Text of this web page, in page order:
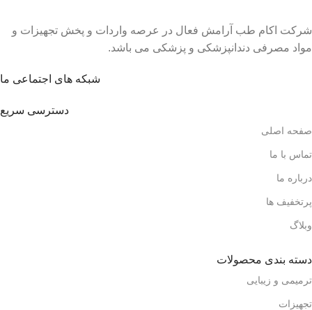
شرکت اکام طب آرامش فعال در عرصه واردات و پخش تجھیزات و
مواد مصرفی دندانپزشکی و پزشکی می باشد.
شبکه های اجتماعی ما
دسترسی سریع
صفحه اصلی
تماس با ما
درباره ما
پرتخفیف ها
وبلاگ
دسته بندی محصولات
ترمیمی و زیبایی
تجهیزات